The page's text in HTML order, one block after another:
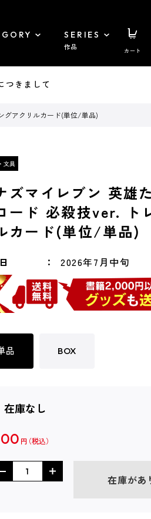
SERIES
作品 カート
きまして
グアクリルカード(単位/単品)
ズマイレブン 英雄
ード 必殺技ver. ト
カード(単位/単品)
2026年7月中旬
品 BOX
在庫なし
円
在庫があ